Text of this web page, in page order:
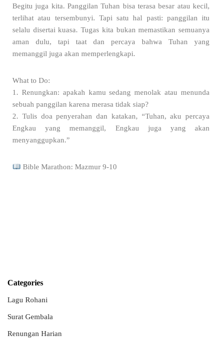
Begitu juga kita. Panggilan Tuhan bisa terasa besar atau kecil,
terlihat atau tersembunyi. Tapi satu hal pasti: panggilan itu
selalu disertai kuasa. Tugas kita bukan memastikan semuanya
aman dulu, tapi taat dan percaya bahwa Tuhan yang
memanggil juga akan memperlengkapi.
What to Do:
1. Renungkan: apakah kamu sedang menolak atau menunda
sebuah panggilan karena merasa tidak siap?
2. Tulis doa penyerahan dan katakan, “Tuhan, aku percaya
Engkau yang memanggil, Engkau juga yang akan
menyanggupkan.”
Bible Marathon: Mazmur 9-10
Categories
Lagu Rohani
Surat Gembala
Renungan Harian